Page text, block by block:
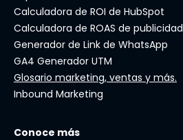
Calculadora de ROI de HubSpot
Calculadora de ROAS de publicidad
Generador de Link de WhatsApp
GA4 Generador UTM
Glosario marketing, ventas y más.
Inbound Marketing
Conoce más